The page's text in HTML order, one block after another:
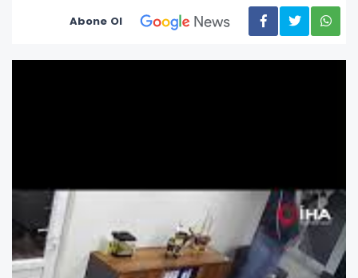
Abone Ol